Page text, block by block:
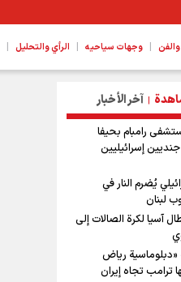
والفن | وجهات سیاحیه | الرأي والتحليل |
| آخر الأخبار
رامبام بحيفا
إسرائيليين
يُضرم النار في
لبنان
آسيا لكرة الصالات إلى
«دبلوماسية رياض
ترامب تجاه إيران